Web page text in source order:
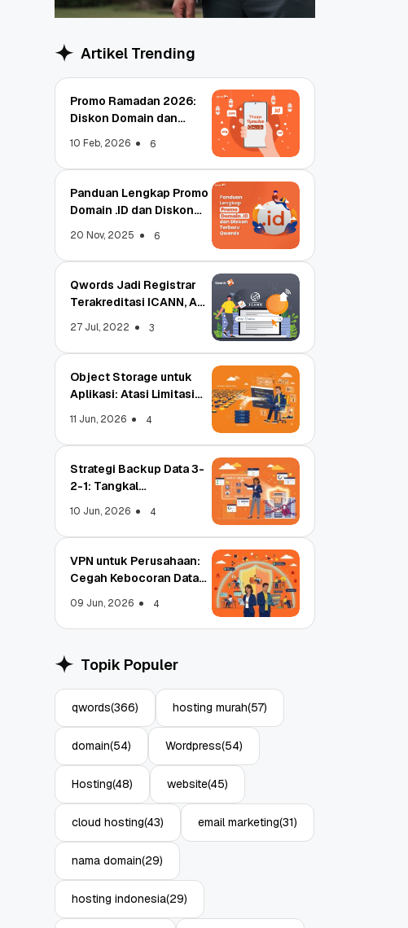
Terakreditasi ICANN, Apa
3 11 Jun, 2026
Artikel Trending
Promo Ramadan 2026:
Diskon Domain dan
10 Feb, 2026 6
Panduan Lengkap Promo
Domain .ID dan Diskon
20 Nov, 2025 6
Qwords Jadi Registrar
Terakreditasi ICANN, Apa
27 Jul, 2022 3
Object Storage untuk
Aplikasi: Atasi Limitasi
11 Jun, 2026 4
Strategi Backup Data 3-
2-1: Tangkal
10 Jun, 2026 4
VPN untuk Perusahaan:
Cegah Kebocoran Data
09 Jun, 2026 4
Topik Populer
qwords(366) hosting murah(57)
domain(54) Wordpress(54)
Hosting(48) website(45)
cloud hosting(43) email marketing(31)
nama domain(29)
hosting indonesia(29)